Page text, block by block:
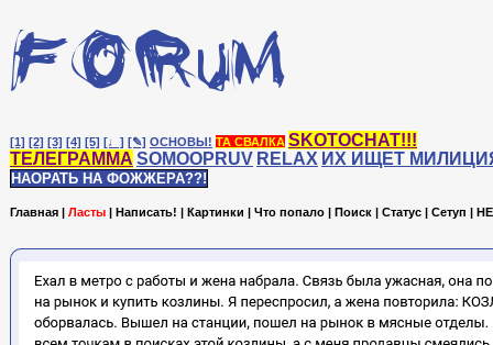
[1] [2] [3] [4] [5] [♩] [✎] ОСНОВЫ! ТА СВАЛКА SKOTOCHAT!!!
ТЕЛЕГРАММА SOMOOPRUV RELAX ИХ ИЩЕТ
НАОРАТЬ НА ФОЖЖЕРА??!
Главная | Ласты | Написать! | Картинки | Что попало | Поиск | Статус | Сетуп |